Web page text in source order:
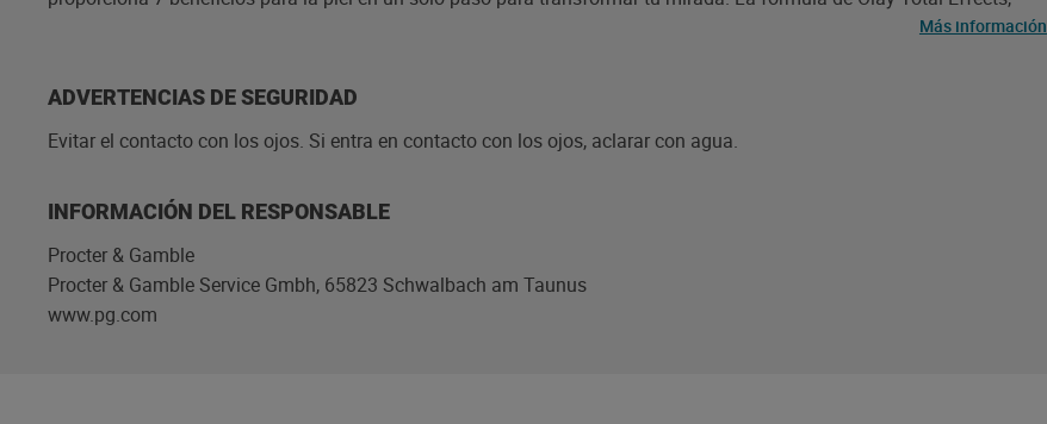
rica en vitaminas antioxidantes B3, C y E, así como pro-vitamina B5, potencia la hidratación y la renovación de la
expresión y las arrugas, aumenta la luminosidad alrededor de los ojos y unifica la textura de la piel. Fórmula testada
Más información
ADVERTENCIAS DE SEGURIDAD
Evitar el contacto con los ojos. Si entra en contacto con los ojos, aclarar con agua.
INFORMACIÓN DEL RESPONSABLE
Procter & Gamble
Procter & Gamble Service Gmbh, 65823 Schwalbach am Taunus
www.pg.com